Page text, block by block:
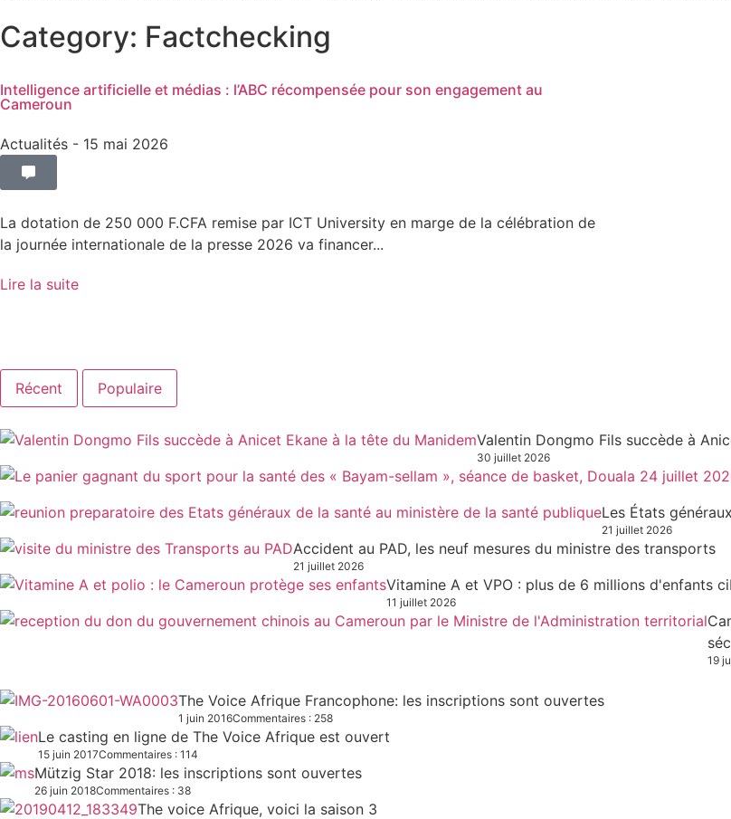
Category: Factchecking
Intelligence artificielle et médias : l’ABC récompensée pour son engagement au
Cameroun
Actualités - 15 mai 2026
La dotation de 250 000 F.CFA remise par ICT University en marge de la célébration de
la journée internationale de la presse 2026 va financer...
Lire la suite
Récent Populaire
Valentin Dongmo Fils succède à
30 juillet 2026
Les États
21 juillet 2026
Accident au PAD, les neuf mesures du ministre des transports
21 juillet 2026
Vitamine A et VPO : plus de 6 millions d'enfants
11 juillet 2026
19
The Voice Afrique Francophone: les inscriptions sont ouvertes
1 juin 2016Commentaires : 258
Le casting en ligne de The Voice Afrique est ouvert
15 juin 2017Commentaires : 114
Mützig Star 2018: les inscriptions sont ouvertes
26 juin 2018Commentaires : 38
The voice Afrique, voici la saison 3